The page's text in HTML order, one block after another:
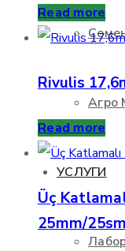
Агро
УСЛУГИ
Read more
Rivulis
Read more
Üç
25mm/